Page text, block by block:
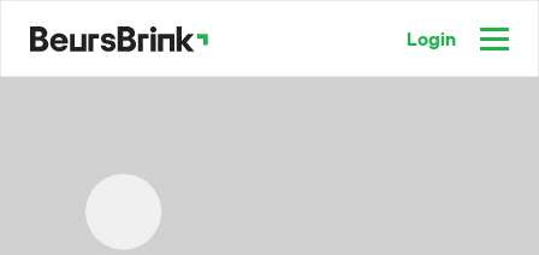
Login